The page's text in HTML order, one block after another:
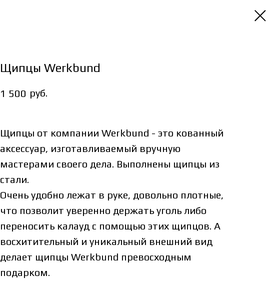
Щипцы Werkbund
1 500 руб.
Щипцы от компании Werkbund - это кованный
аксессуар, изготавливаемый вручную
мастерами своего дела. Выполнены щипцы из
стали.
Очень удобно лежат в руке, довольно плотные,
что позволит уверенно держать уголь либо
переносить калауд с помощью этих щипцов. А
восхитительный и уникальный внешний вид
делает щипцы Werkbund превосходным
подарком.